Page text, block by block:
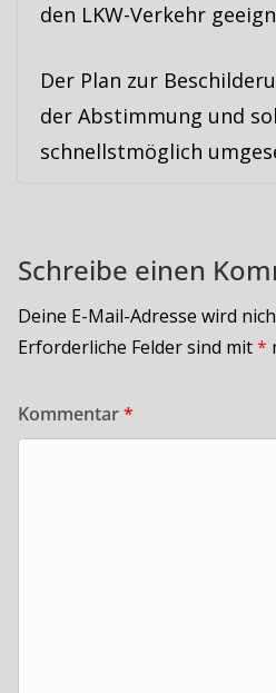
den LKW-Verkehr
Der Plan zur
der Abstimmung und
schnellstmöglich
Schreibe einen
Deine E-Mail-Adresse wird
Erforderliche Felder sind mit*
Kommentar*